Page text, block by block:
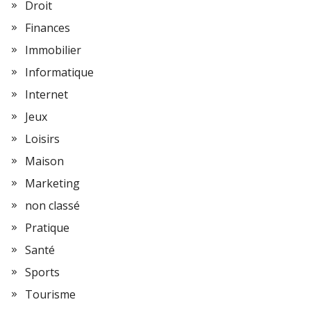
Droit
Finances
Immobilier
Informatique
Internet
Jeux
Loisirs
Maison
Marketing
non classé
Pratique
Santé
Sports
Tourisme